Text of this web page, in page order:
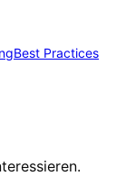
Best Practices